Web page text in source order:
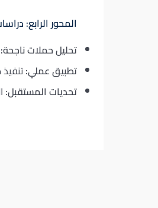
المحور الرابع:
تحليل حملات ناجحة:
تطبيق عملي:
تحديات المستقبل: